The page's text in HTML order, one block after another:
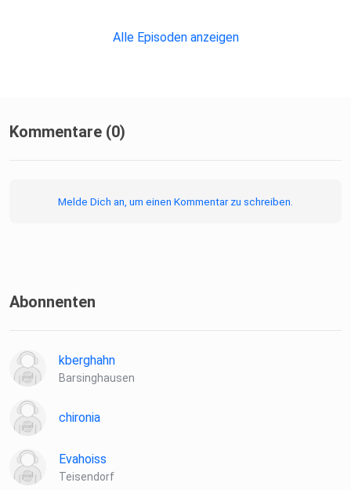
Alle Episoden anzeigen
Kommentare (0)
Melde Dich an, um einen Kommentar zu schreiben.
Abonnenten
kberghahn
Barsinghausen
chironia
Evahoiss
Teisendorf